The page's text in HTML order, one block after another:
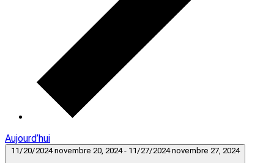
Aujourd’hui
11/20/2024novembre 20, 2024- 11/27/2024novembre 27, 2024